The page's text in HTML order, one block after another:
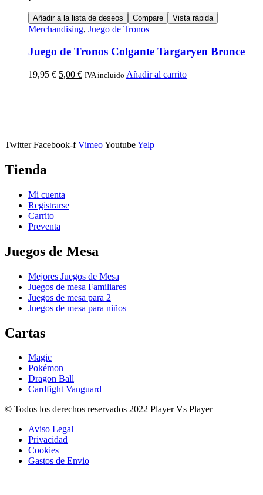
Añadir a la lista de deseos Compare Vista rápida
Merchandising, Juego de Tronos
Juego de Tronos Colgante Targaryen Bronce
19,95€ 5,00 € IVA incluido Añadir al carrito
Twitter Facebook-f VimeoYoutubeYelp
Tienda
Mi cuenta
Registrarse
Carrito
Preventa
Juegos de Mesa
Mejores Juegos de Mesa
Juegos de mesa Familiares
Juegos de mesa para 2
Juegos de mesa para niños
Cartas
Magic
Pokémon
Dragon Ball
Cardfight Vanguard
© Todos los derechos reservados 2022 Player Vs Player
Aviso Legal
Privacidad
Cookies
Gastos de Envio